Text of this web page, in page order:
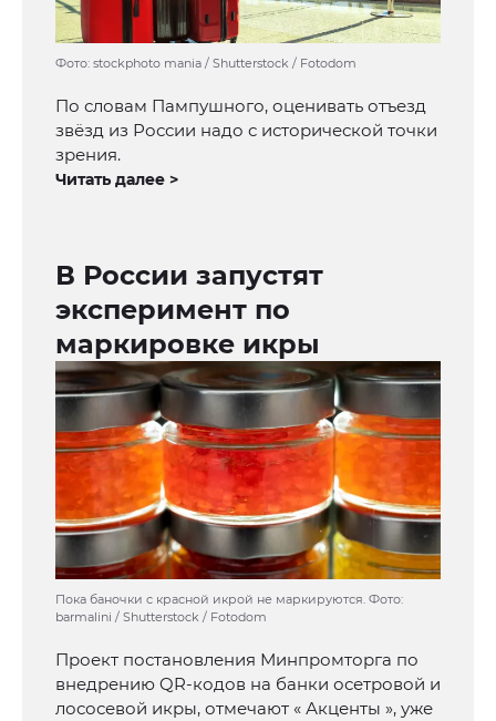
Фото: stockphoto mania / Shutterstock / Fotodom
По словам Пампушного, оценивать отъезд
звёзд из России надо с исторической точки
зрения.
Читать далее >
В России запустят
эксперимент по
маркировке икры
Пока баночки с красной икрой не маркируются. Фото:
barmalini / Shutterstock / Fotodom
Проект постановления Минпромторга по
внедрению QR-кодов на банки осетровой и
лососевой икры, отмечают « Акценты », уже